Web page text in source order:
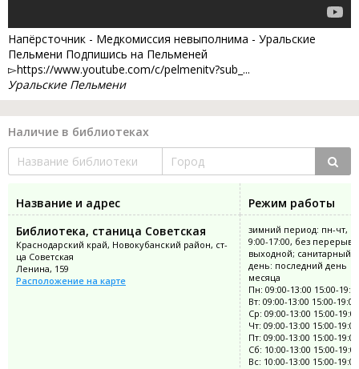
Напёрсточник - Медкомиссия невыполнима - Уральские
Пельмени Подпишись на Пельменей
▻https://www.youtube.com/c/pelmenitv?sub_...
Уральские Пельмени
Наличие в библиотеках
Название и адрес
Режим работы
Библиотека, станица Советская
Краснодарский край, Новокубанский район, ст-
ца Советская
Ленина, 159
Расположение на карте
зимний период: пн-чт,
9:00-17:00, без
выходной; санитарный
день: последний день
месяца
Пн: 09:00-13:00 15:00-
Вт: 09:00-13:00 15:00-19:00
Ср: 09:00-13:00 15:00-19:00
Чт: 09:00-13:00 15:00-19:00
Пт: 09:00-13:00 15:00-19:00
Сб: 10:00-13:00 15:00-19:00
Вс: 10:00-13:00 15:00-19:00